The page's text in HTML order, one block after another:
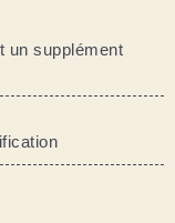
un supplément